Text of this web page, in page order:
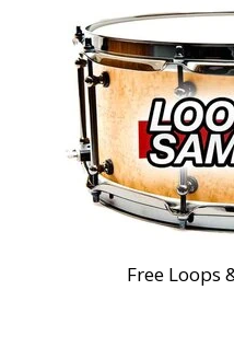
Free Loops